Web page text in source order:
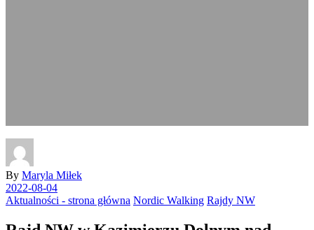
By Maryla Miłek
2022-08-04
Aktualności - strona główna Nordic Walking Rajdy NW